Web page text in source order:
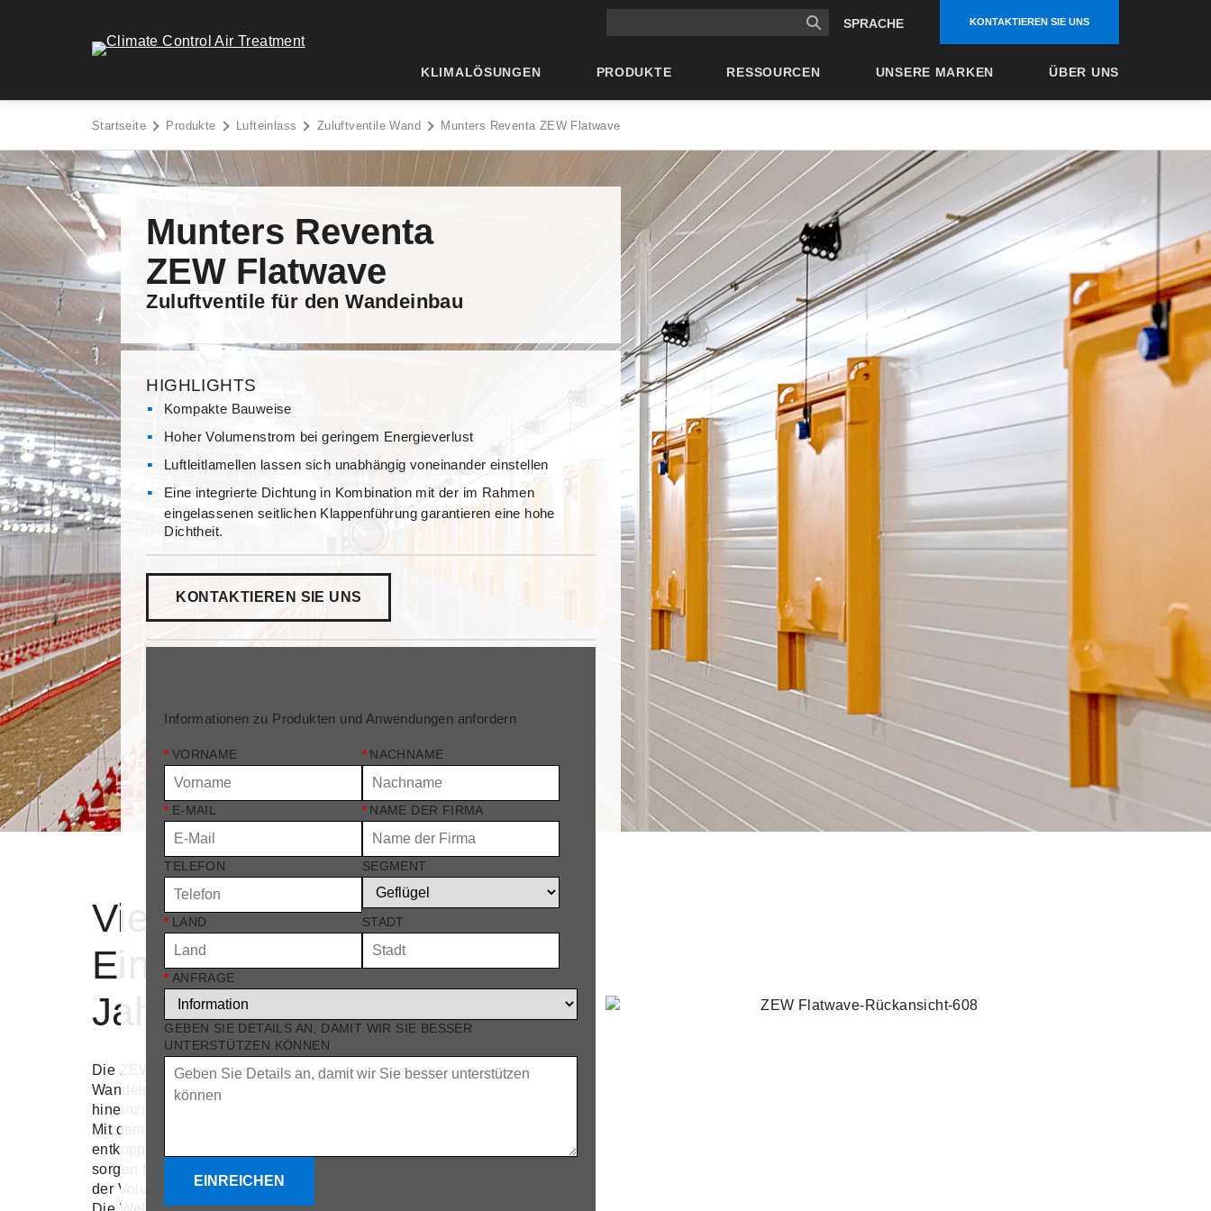
Climate Control Air Treatment - Go to homepage
SPRACHE KONTAKTIEREN SIE UNS
KLIMALÖSUNGEN PRODUKTE RESSOURCEN UNSERE MARKEN ÜBER UNS
Startseite Produkte Lufteinlass Zuluftventile Wand Munters Reventa ZEW Flatwave
Munters Reventa
ZEW Flatwave
Zuluftventile für den Wandeinbau
HIGHLIGHTS
Kompakte Bauweise
Hoher Volumenstrom bei geringem Energieverlust
Luftleitlamellen lassen sich unabhängig voneinander einstellen
Eine integrierte Dichtung in Kombination mit der im Rahmen
eingelassenen seitlichen Klappenführung garantieren eine hohe
Dichtheit.
KONTAKTIEREN SIE UNS
Informationen zu Produkten und Anwendungen anfordern
* VORNAME * NACHNAME
* E-MAIL * NAME DER FIRMA
TELEFON SEGMENT
* LAND STADT
* ANFRAGE
GEBEN SIE DETAILS AN, DAMIT WIR SIE BESSER
UNTERSTÜTZEN KÖNNEN
EINREICHEN
Vielseitiger Frischluft-
Einlass für alle
Jahreszeiten
Die ZEW Flatwaves sind kompakte, leistungsstarke Zuluftventile für den
Wandeinbau, welches präzise Frischluft zuführt, ohne in Ihren Stall
hineinzuragen oder den nutzbaren Raum zu verringern.
Mit dem Wandventilen wird der Volumenstrom und die Luftführung
entkoppelt. Vier unabhängig voneinander einstellbare Luftleitlamellen
sorgen für eine optimale Luftführung. Je nach Öffnung der Klappen wird
der Volumenstrom dosiert.